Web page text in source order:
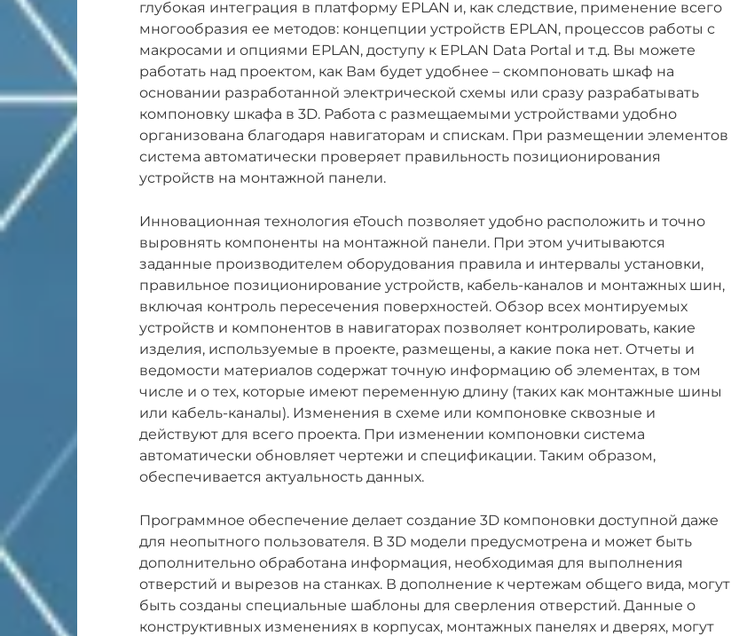
глубокая интеграция в платформу EPLAN и, как следствие, применение всего
многообразия ее методов: концепции устройств EPLAN, процессов работы с
макросами и опциями EPLAN, доступу к EPLAN Data Portal и т.д. Вы можете
работать над проектом, как Вам будет удобнее – скомпоновать шкаф на
основании разработанной электрической схемы или сразу разрабатывать
компоновку шкафа в 3D. Работа с размещаемыми устройствами удобно
организована благодаря навигаторам и спискам. При размещении элементов
система автоматически проверяет правильность позиционирования
устройств на монтажной панели.
Инновационная технология eTouch позволяет удобно расположить и точно
выровнять компоненты на монтажной панели. При этом учитываются
заданные производителем оборудования правила и интервалы установки,
правильное позиционирование устройств, кабель-каналов и монтажных шин,
включая контроль пересечения поверхностей. Обзор всех монтируемых
устройств и компонентов в навигаторах позволяет контролировать, какие
изделия, используемые в проекте, размещены, а какие пока нет. Отчеты и
ведомости материалов содержат точную информацию об элементах, в том
числе и о тех, которые имеют переменную длину (таких как монтажные шины
или кабель-каналы). Изменения в схеме или компоновке сквозные и
действуют для всего проекта. При изменении компоновки система
автоматически обновляет чертежи и спецификации. Таким образом,
обеспечивается актуальность данных.
Программное обеспечение делает создание 3D компоновки доступной даже
для неопытного пользователя. В 3D модели предусмотрена и может быть
дополнительно обработана информация, необходимая для выполнения
отверстий и вырезов на станках. В дополнение к чертежам общего вида, могут
быть созданы специальные шаблоны для сверления отверстий. Данные о
конструктивных изменениях в корпусах, монтажных панелях и дверях, могут